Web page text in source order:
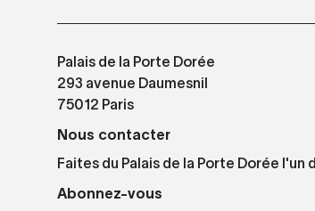
Palais de la Porte Dorée
293 avenue Daumesnil
75012 Paris
Nous contacter
Faites du Palais de la Porte Dorée
Abonnez-vous